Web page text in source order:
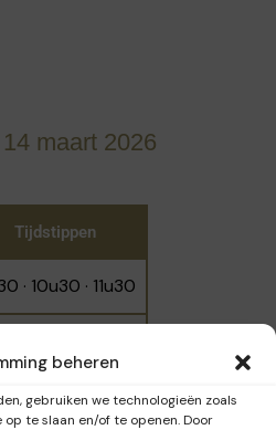
beheren
gebruiken we technologieën zoals
te slaan en/of te openen. Door
1970 opgesplitst. Nu
door de UCG-groep,
weelderige bas-reliëfs
die scènes uit Afrikaanse
maar getuigen ook
van weleer.
maart 2026
Tijdstippen
· 10u30 · 11u30
11h30